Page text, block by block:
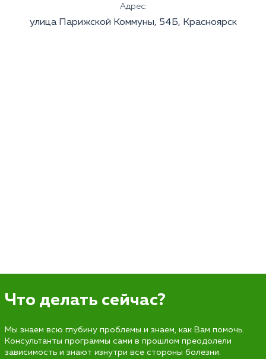
Адрес:
улица Парижской Коммуны, 54Б, Красноярск
Что делать сейчас?
Мы знаем всю глубину проблемы и знаем, как Вам помочь.
Консультанты программы сами в прошлом преодолели
зависимость и знают изнутри все стороны болезни.